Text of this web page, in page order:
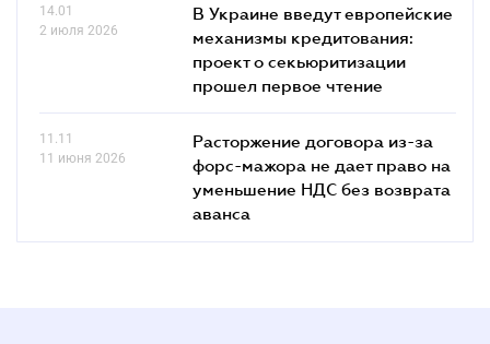
14.01
2 июля 2026
В Украине введут европейские
механизмы кредитования:
проект о секьюритизации
прошел первое чтение
11.11
11 июня 2026
Расторжение договора из-за
форс-мажора не дает право на
уменьшение НДС без возврата
аванса